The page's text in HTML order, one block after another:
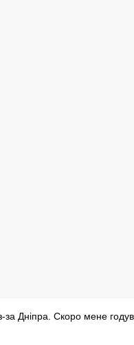
за Дніпра. Скоро мене